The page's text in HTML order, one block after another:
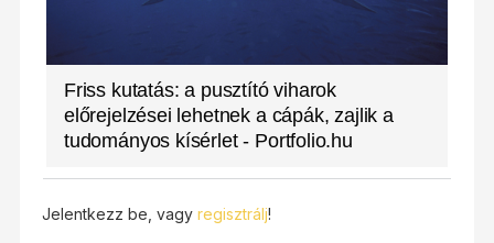
Friss kutatás: a pusztító viharok
előrejelzései lehetnek a cápák, zajlik a
tudományos kísérlet - Portfolio.hu
Jelentkezz be, vagy regisztrálj!